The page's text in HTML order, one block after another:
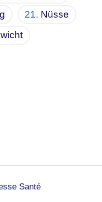
Nüsse
Santé